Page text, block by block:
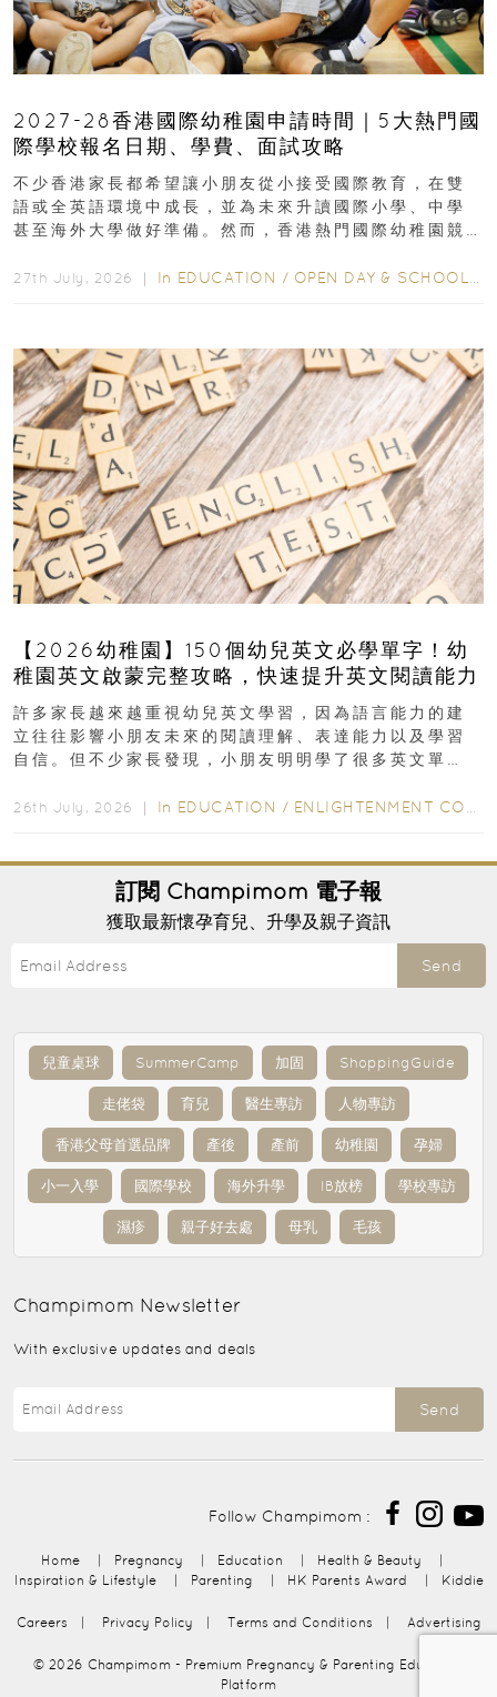
2027-28香港國際幼稚園申請時間｜5大熱門國
際學校報名日期、學費、面試攻略
不少香港家長都希望讓小朋友從小接受國際教育，在雙
語或全英語環境中成長，並為未來升讀國際小學、中學
甚至海外大學做好準備。然而，香港熱門國際幼稚園競
27th July, 2026 ｜ In EDUCATION / OPEN DAY & SCHOOL EVENTS
【2026幼稚園】150個幼兒英文必學單字！幼
稚園英文啟蒙完整攻略，快速提升英文閱讀能力
許多家長越來越重視幼兒英文學習，因為語言能力的建
立往往影響小朋友未來的閱讀理解、表達能力以及學習
自信。但不少家長發現，小朋友明明學了很多英文單
26th July, 2026 ｜ In EDUCATION / ENLIGHTENMENT CORNER
訂閱 Champimom 電子報
獲取最新懷孕育兒、升學及親子資訊
Send
兒童桌球 SummerCamp 加固 ShoppingGuide
走佬袋 育兒 醫生專訪 人物專訪
香港父母首選品牌 產後 產前 幼稚園 孕婦
小一入學 國際學校 海外升學 IB放榜 學校專訪
濕疹 親子好去處 母乳 毛孩
Champimom Newsletter
With exclusive updates and deals
Send
Follow Champimom :
Home Pregnancy Education Health & Beauty
Inspiration & Lifestyle
Parenting HK Parents Award Kiddie
Careers Privacy Policy Terms and Conditions Advertising
© 2026 Champimom - Premium Pregnancy & Parenting Education
Platform